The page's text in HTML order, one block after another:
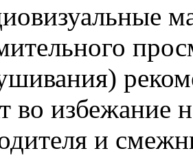
во избежание
и